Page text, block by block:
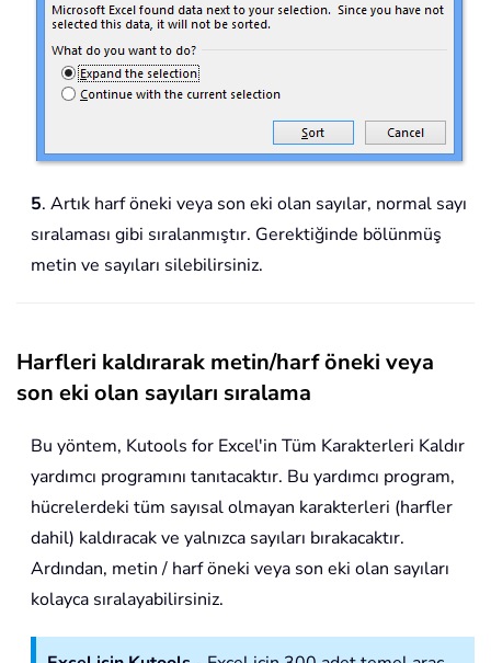
5. Artık harf öneki veya son eki olan sayılar, normal sayı
sıralaması gibi sıralanmıştır. Gerektiğinde bölünmüş
metin ve sayıları silebilirsiniz.
Harfleri kaldırarak metin/harf öneki veya
son eki olan sayıları sıralama
Bu yöntem, Kutools for Excel'in Tüm Karakterleri Kaldır
yardımcı programını tanıtacaktır. Bu yardımcı program,
hücrelerdeki tüm sayısal olmayan karakterleri (harfler
dahil) kaldıracak ve yalnızca sayıları bırakacaktır.
Ardından, metin / harf öneki veya son eki olan sayıları
kolayca sıralayabilirsiniz.